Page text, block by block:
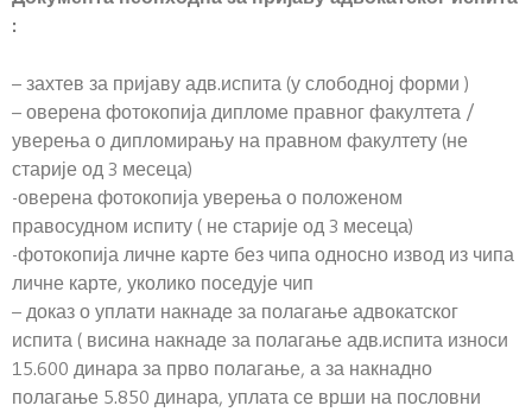
:
– захтев за пријаву адв.испита (у слободној форми )
– оверена фотокопија дипломе правног факултета /
уверења о дипломирању на правном факултету (не
старије од 3 месеца)
-оверена фотокопија уверења о положеном
правосудном испиту ( не старије од 3 месеца)
-фотокопија личне карте без чипа односно извод из чипа
личне карте, уколико поседује чип
– доказ о уплати накнаде за полагање адвокатског
испита ( висина накнаде за полагање адв.испита износи
15.600 динара за прво полагање, а за накнадно
полагање 5.850 динара, уплата се врши на пословни